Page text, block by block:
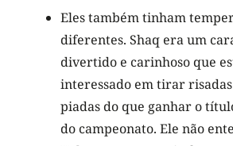
Eles também tinham
diferentes. Shaq era um
divertido e carinhoso que
interessado em tirar
piadas do que ganhar o
do campeonato. Ele não